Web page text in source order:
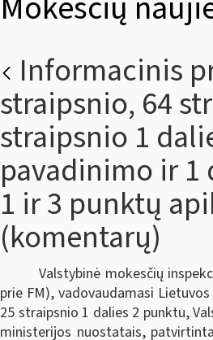
Informacinis
straipsnio, 64
straipsnio 1
pavadinimo ir 1
1 ir 3 punktų
(komentarų)
Valstybinė mokesčių
prie FM), vadovaudamasi
25 straipsnio 1 dalies 2 punktu,
ministerijos nuostatais,